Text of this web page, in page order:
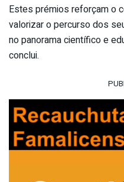
Estes prémios reforçam o
valorizar o percurso dos
no panorama científico e
conclui.